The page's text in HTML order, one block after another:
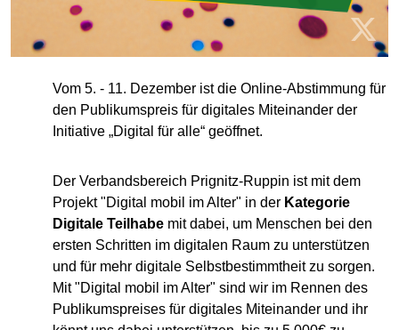
Vom 5. - 11. Dezember ist die Online-Abstimmung für
den Publikumspreis für digitales Miteinander der
Initiative „Digital für alle“ geöffnet.
Der Verbandsbereich Prignitz-Ruppin ist mit dem
Projekt "Digital mobil im Alter" in der Kategorie
Digitale Teilhabe mit dabei, um Menschen bei den
ersten Schritten im digitalen Raum zu unterstützen
und für mehr digitale Selbstbestimmtheit zu sorgen.
Mit "Digital mobil im Alter" sind wir im Rennen des
Publikumspreises für digitales Miteinander und ihr